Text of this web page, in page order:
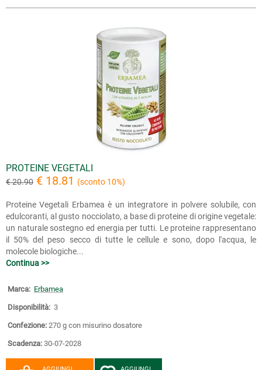
PROTEINE VEGETALI
€ 20.90 € 18.81 (sconto 10%)
Proteine Vegetali Erbamea è un integratore in polvere solubile, con
edulcoranti, al gusto nocciolato, a base di proteine di origine vegetale:
un naturale sostegno ed energia per tutti. Le proteine rappresentano
il 50% del peso secco di tutte le cellule e sono, dopo l'acqua, le
molecole biologiche...
Continua >>
Marca: Erbamea
Disponibilità: 3
Confezione: 270 g con misurino dosatore
Scadenza: 30-07-2028